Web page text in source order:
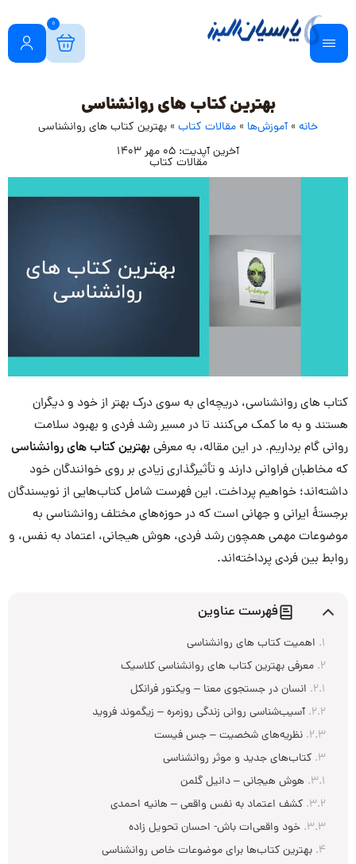
0
بهترین کتاب های روانشناسی
خانه » آموزش‌ها » مقالات کتاب » بهترین کتاب های روانشناسی
آخرین آپدیت: 05 مهر 1403
مقالات کتاب
کتاب های روانشناسی، دریچه‌ای به سوی درک بهتر از خود و دیگران
هستند و به ما کمک می‌کنند تا در مسیر رشد فردی و بهبود سلامت
روانی گام برداریم. در این مقاله، به معرفیبهترین کتاب های روانشناسی
که مخاطبان فراوانی دارند و تأثیرگذاری زیادی بر روی خوانندگان خود
داشته‌اند؛ خواهیم پرداخت. این فهرست شامل کتاب‌هایی از نویسندگان
برجستۀ ایرانی و جهانی است که در حوزه‌های مختلف روانشناسی به
موضوعات مهمی همچون رشد فردی، هوش هیجانی، اعتماد به نفس، و
روابط بین فردی پرداخته‌اند.
فهرست عناوین
اهمیت کتاب های روانشناسی
معرفی بهترین کتاب های روانشناسی کلاسیک
انسان در جستجوی معنا – ویکتور فرانکل
آسیب‌شناسی روانی زندگی روزمره – زیگموند فروید
نظریه‌های شخصیت – جس فیست
کتاب‌های جدید و موثر روانشناسی
هوش هیجانی – دانیل گلمن
کشف اعتماد به نفس واقعی – هانیه احمدی
خود واقعی‌ات باش- احسان تحویل زاده
بهترین کتاب‌ها برای موضوعات خاص روانشناسی